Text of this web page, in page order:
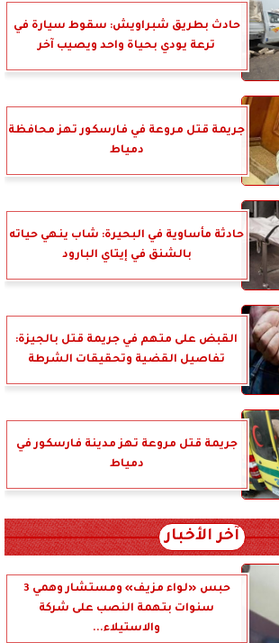
حادث بطريق شبراويش: سقوط سيارة في
ترعة يودي بحياة واحد ويصيب آخر
جريمة قتل مروعة في فارسكور تهز محافظة
دمياط
حادثة مأساوية في البحيرة: شاب ينهي حياته
بالشنق في إيتاي البارود
القبض على متهم في جريمة قتل بالجيزة:
تفاصيل القضية وتحقيقات الشرطة
جريمة قتل مروعة تهز مدينة فارسكور في
دمياط
آخر الأخبار
حبس «لواء مزيف» ومستشار وهمي 3
سنوات بتهمة النصب على شركة
والاستيلاء...